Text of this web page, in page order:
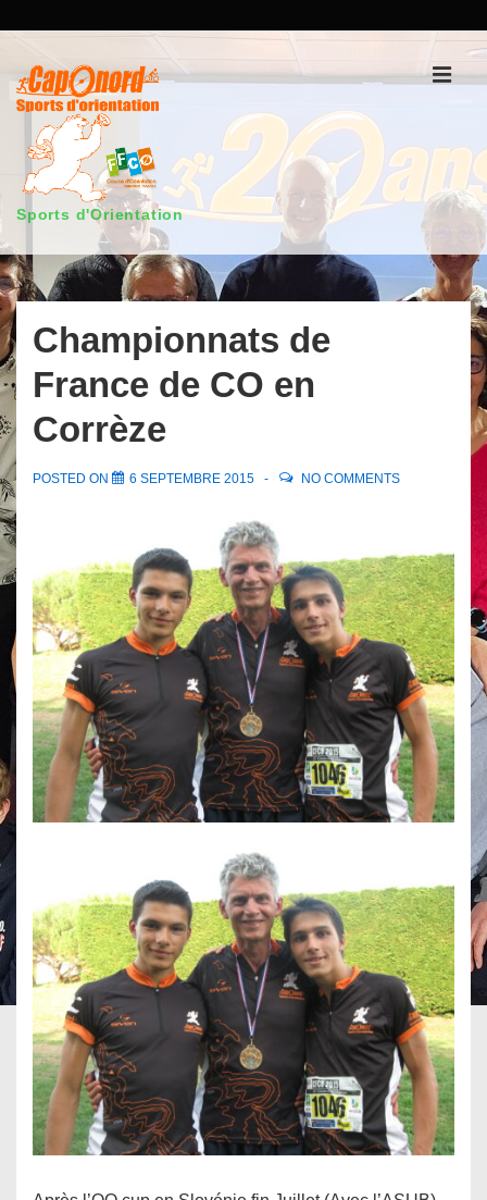
contenu
principal
Sports d'Orientation
Main
Navigation
Championnats de
France de CO en
Corrèze
POSTED ON 6 SEPTEMBRE 2015 NO COMMENTS